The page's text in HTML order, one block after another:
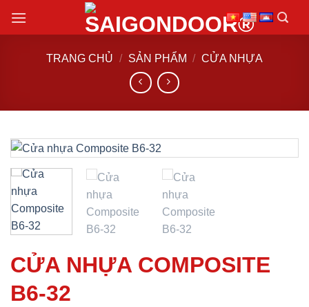
đến
TRANG CHỦ / SẢN PHẨM / CỬA NHỰA
CỬA NHỰA COMPOSITE
B6-32